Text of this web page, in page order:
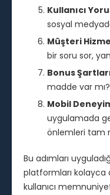
Kullanıcı
sosyal
Müşteri
bir soru sor,
Bonus
madde var mı?
Mobil
uygulamada
önlemleri tam
Bu adımları
platformları kolayca
kullanıcı